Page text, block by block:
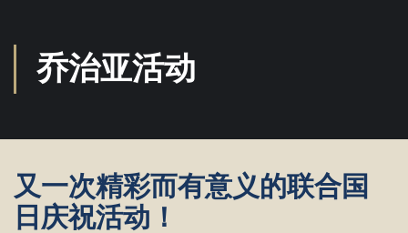
乔治亚活动
又一次精彩而有意义的联合国
日庆祝活动！